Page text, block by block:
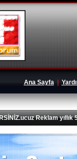
Ana Sayfa|
Reklam yıllık